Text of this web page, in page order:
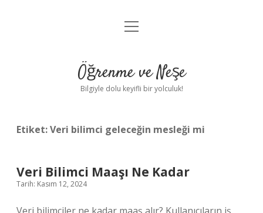
Anasayfa
Yasal Uyarı
menüyü
Öğrenme ve Neşe
Bilgiyle dolu keyifli bir yolculuk!
Etiket:Veri bilimci geleceğin mesleği mi
Veri Bilimci Maaşı Ne Kadar
Tarih: Kasım 12, 2024